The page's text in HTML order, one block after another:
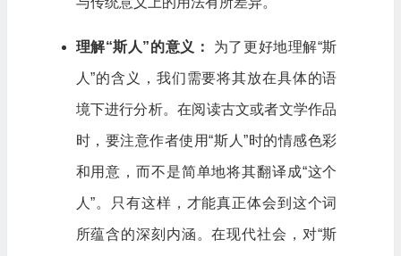
理解“斯人”的意义： 为了更好地理解“斯
人”的含义，我们需要将其放在具体的语
境下进行分析。在阅读古文或者文学作品
时，要注意作者使用“斯人”时的情感色彩
和用意，而不是简单地将其翻译成“这个
人”。只有这样，才能真正体会到这个词
所蕴含的深刻内涵。在现代社会，对“斯